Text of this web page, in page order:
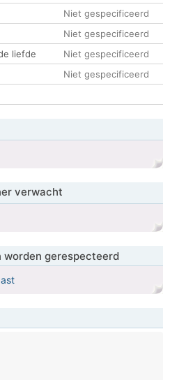
Niet gespecificeerd
Niet gespecificeerd
liefde
Niet gespecificeerd
Niet gespecificeerd
verwacht
worden gerespecteerd